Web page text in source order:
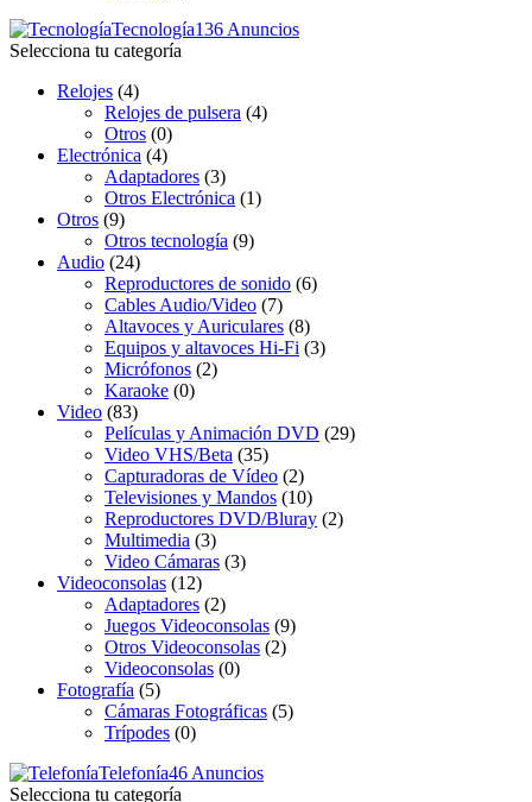
Tecnología136 Anuncios
Selecciona tu categoría
Relojes (4)
Relojes de pulsera (4)
Otros (0)
Electrónica (4)
Adaptadores (3)
Otros Electrónica (1)
Otros (9)
Otros tecnología (9)
Audio (24)
Reproductores de sonido (6)
Cables Audio/Video (7)
Altavoces y Auriculares (8)
Equipos y altavoces Hi-Fi (3)
Micrófonos (2)
Karaoke (0)
Video (83)
Películas y Animación DVD (29)
Video VHS/Beta (35)
Capturadoras de Vídeo (2)
Televisiones y Mandos (10)
Reproductores DVD/Bluray (2)
Multimedia (3)
Video Cámaras (3)
Videoconsolas (12)
Adaptadores (2)
Juegos Videoconsolas (9)
Otros Videoconsolas (2)
Videoconsolas (0)
Fotografía (5)
Cámaras Fotográficas (5)
Trípodes (0)
Telefonía46 Anuncios
Selecciona tu categoría